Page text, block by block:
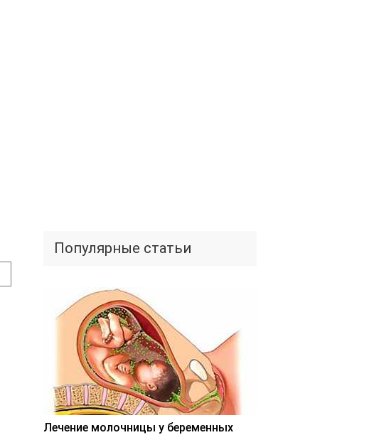
Популярные статьи
Лечение молочницы у беременных